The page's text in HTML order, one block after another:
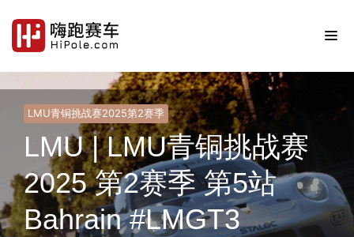
LMU青铜挑战赛2025第2赛季
LMU | LMU青铜挑战赛
2025 第2赛季 第5站
Bahrain #LMGT3